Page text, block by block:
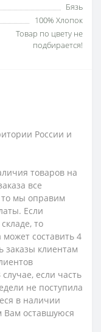
Бязь
100% Хлопок
Товар по цвету не
подбирается!
России и
товаров на
все
мы оправим
Если
то
составить 4
заказы клиентам
если часть
не поступила
в наличии
Вам оставшуюся